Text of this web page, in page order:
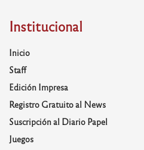
Institucional
Inicio
Staff
Edición Impresa
Registro Gratuito al News
Suscripción al Diario Papel
Juegos